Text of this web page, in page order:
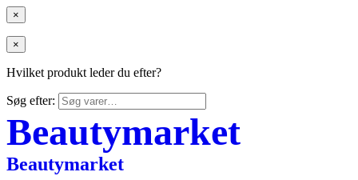
×
×
Hvilket produkt leder du efter?
Søg efter:
Beautymarket
Beautymarket